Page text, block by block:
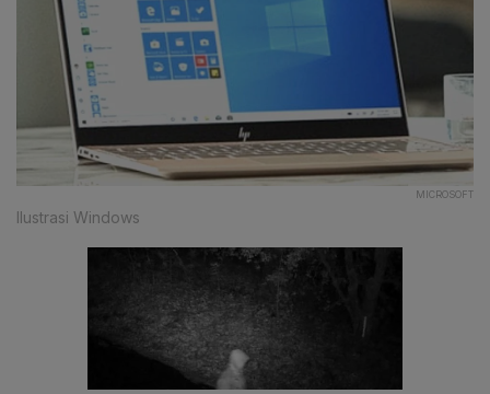
MICROSOFT
Ilustrasi Windows